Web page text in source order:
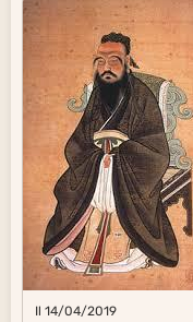
Il 14/04/2019